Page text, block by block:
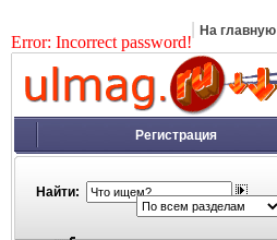
Error: Incorrect password!
На главную
Регистрация
Найти: